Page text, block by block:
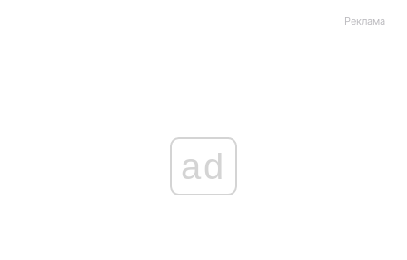
Реклама
ad